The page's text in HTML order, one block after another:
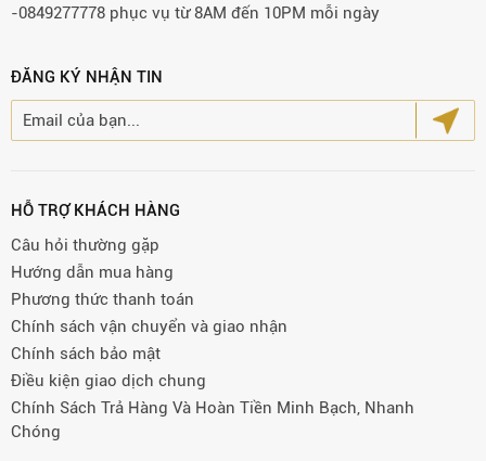
-0849277778 phục vụ từ 8AM đến 10PM mỗi ngày
ĐĂNG KÝ NHẬN TIN
HỖ TRỢ KHÁCH HÀNG
Câu hỏi thường gặp
Hướng dẫn mua hàng
Phương thức thanh toán
Chính sách vận chuyển và giao nhận
Chính sách bảo mật
Điều kiện giao dịch chung
Chính Sách Trả Hàng Và Hoàn Tiền Minh Bạch, Nhanh
Chóng